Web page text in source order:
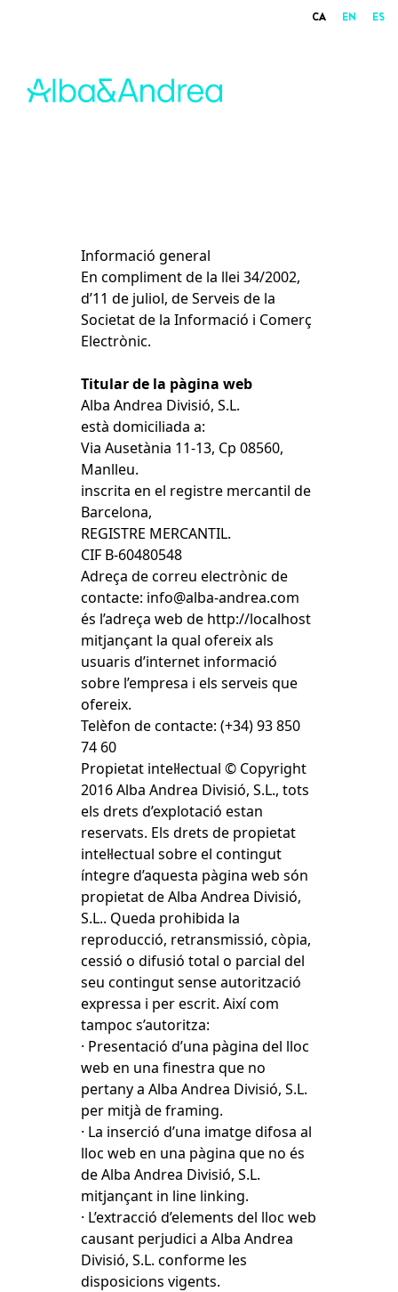
CA EN ES
Informació general
En compliment de la llei 34/2002,
d’11 de juliol, de Serveis de la
Societat de la Informació i Comerç
Electrònic.
Titular de la pàgina web
Alba Andrea Divisió, S.L.
està domiciliada a:
Via Ausetània 11-13, Cp 08560,
Manlleu.
inscrita en el registre mercantil de
Barcelona,
REGISTRE MERCANTIL.
CIF B-60480548
Adreça de correu electrònic de
contacte: info@alba-andrea.com
és l’adreça web de http://localhost
mitjançant la qual ofereix als
usuaris d’internet informació
sobre l’empresa i els serveis que
ofereix.
Telèfon de contacte: (+34) 93 850
74 60
Propietat intel·lectual © Copyright
2016 Alba Andrea Divisió, S.L., tots
els drets d’explotació estan
reservats. Els drets de propietat
intel·lectual sobre el contingut
íntegre d’aquesta pàgina web són
propietat de Alba Andrea Divisió,
S.L.. Queda prohibida la
reproducció, retransmissió, còpia,
cessió o difusió total o parcial del
seu contingut sense autorització
expressa i per escrit. Així com
tampoc s’autoritza:
· Presentació d’una pàgina del lloc
web en una finestra que no
pertany a Alba Andrea Divisió, S.L.
per mitjà de framing.
· La inserció d’una imatge difosa al
lloc web en una pàgina que no és
de Alba Andrea Divisió, S.L.
mitjançant in line linking.
· L’extracció d’elements del lloc web
causant perjudici a Alba Andrea
Divisió, S.L. conforme les
disposicions vigents.